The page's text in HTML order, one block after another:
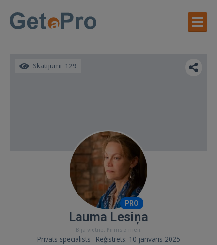
Skatījumi: 129
PRO
Lauma Lesiņa
Bija vietnē: Pirms 5 mēn.
Privāts speciālists · Reģistrēts: 10 janvāris 2025